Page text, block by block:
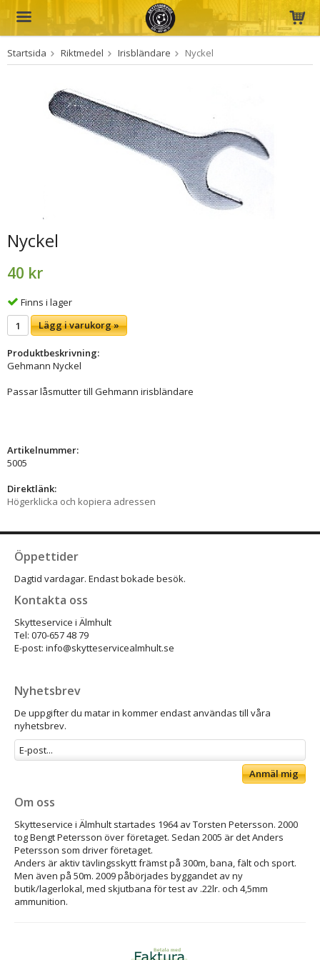
Produkten har blivit tillagd i varukorgen
Startsida Riktmedel Irisbländare Nyckel
Nyckel
40 kr
Finns i lager
Lägg i varukorg »
Produktbeskrivning:
Gehmann Nyckel
Passar låsmutter till Gehmann irisbländare
Artikelnummer:
5005
Direktlänk:
Högerklicka och kopiera adressen
Öppettider
Dagtid vardagar. Endast bokade besök.
Kontakta oss
Skytteservice i Älmhult
Tel: 070-657 48 79
E-post: info@skytteservicealmhult.se
Nyhetsbrev
De uppgifter du matar in kommer endast användas till våra
nyhetsbrev.
Anmäl mig
Om oss
Skytteservice i Älmhult startades 1964 av Torsten Petersson. 2000
tog Bengt Petersson över företaget. Sedan 2005 är det Anders
Petersson som driver företaget.
Anders är aktiv tävlingsskytt främst på 300m, bana, fält och sport.
Men även på 50m. 2009 påbörjades byggandet av ny
butik/lagerlokal, med skjutbana för test av .22lr. och 4,5mm
ammunition.